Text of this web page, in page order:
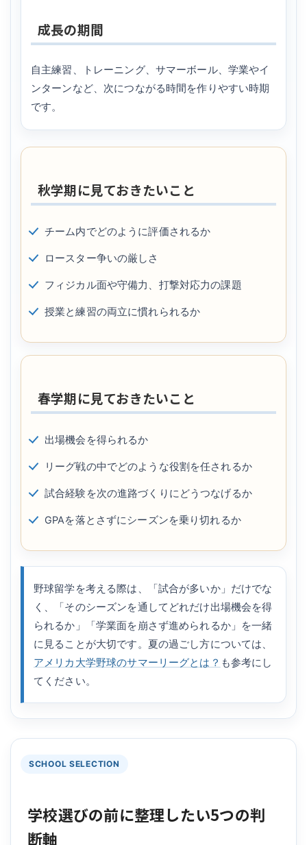
成長の期間
自主練習、トレーニング、サマーボール、学業やイ
ンターンなど、次につながる時間を作りやすい時期
です。
秋学期に見ておきたいこと
チーム内でどのように評価されるか
ロースター争いの厳しさ
フィジカル面や守備力、打撃対応力の課題
授業と練習の両立に慣れられるか
春学期に見ておきたいこと
出場機会を得られるか
リーグ戦の中でどのような役割を任されるか
試合経験を次の進路づくりにどうつなげるか
GPAを落とさずにシーズンを乗り切れるか
野球留学を考える際は、「試合が多いか」だけでな
く、「そのシーズンを通してどれだけ出場機会を得
られるか」「学業面を崩さず進められるか」を一緒
に見ることが大切です。夏の過ごし方については、
アメリカ大学野球のサマーリーグとは？ も参考にし
てください。
SCHOOL SELECTION
学校選びの前に整理したい5つの判
断軸